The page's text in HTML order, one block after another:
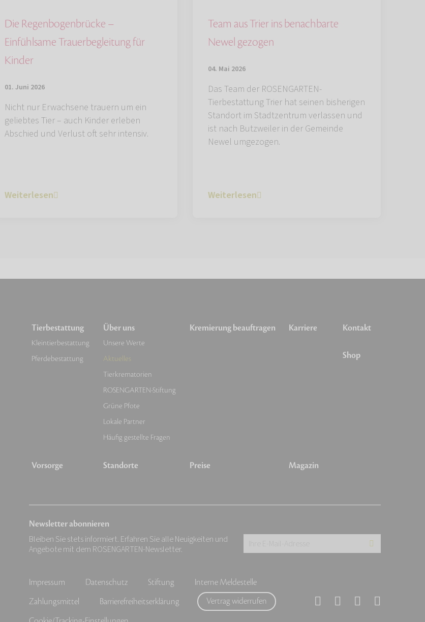
Die Regenbogenbrücke –
Einfühlsame Trauerbegleitung für
Kinder
01. Juni 2026
Nicht nur Erwachsene trauern um ein
geliebtes Tier – auch Kinder erleben
Abschied und Verlust oft sehr intensiv.
Weiterlesen
Team aus Trier ins benachbarte
Newel gezogen
04. Mai 2026
Das Team der ROSENGARTEN-
Tierbestattung Trier hat seinen bisherigen
Standort im Stadtzentrum verlassen und
ist nach Butzweiler in der Gemeinde
Newel umgezogen.
Weiterlesen
Tierbestattung
Kleintierbestattung
Pferdebestattung
Vorsorge
Über uns
Unsere Werte
Aktuelles
Tierkrematorien
ROSENGARTEN-Stiftung
Grüne Pfote
Lokale Partner
Häufig gestellte Fragen
Standorte
Kremierung beauftragen
Preise
Karriere
Magazin
Kontakt
Shop
Newsletter abonnieren
Bleiben Sie stets informiert. Erfahren Sie alle Neuigkeiten und
Angebote mit dem ROSENGARTEN-Newsletter.
Adresse:
*
Impressum Datenschutz Stiftung
Interne Meldestelle
Zahlungsmittel
Barrierefreiheitserklärung
Vertrag widerrufen